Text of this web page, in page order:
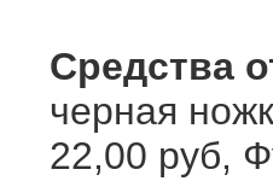
Средства
черная
22,00 руб,